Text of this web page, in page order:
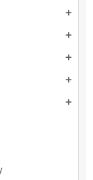
add
add
add
add
add